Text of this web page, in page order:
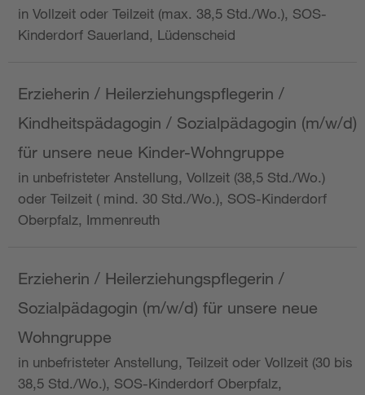
in Vollzeit oder Teilzeit (max. 38,5 Std./Wo.), SOS-
Kinderdorf Sauerland, Lüdenscheid
Erzieherin / Heilerziehungspflegerin /
Kindheitspädagogin / Sozialpädagogin (m/w/d)
für unsere neue Kinder-Wohngruppe
in unbefristeter Anstellung, Vollzeit (38,5 Std./Wo.)
oder Teilzeit ( mind. 30 Std./Wo.), SOS-Kinderdorf
Oberpfalz, Immenreuth
Erzieherin / Heilerziehungspflegerin /
Sozialpädagogin (m/w/d) für unsere neue
Wohngruppe
in unbefristeter Anstellung, Teilzeit oder Vollzeit (30 bis
38,5 Std./Wo.), SOS-Kinderdorf Oberpfalz,